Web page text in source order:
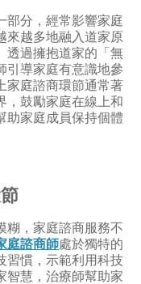
部分，經常影響家庭
來越多地融入道家原
透過擁抱道家的「無
引導家庭有意識地參
家庭諮商環節通常著
，鼓勵家庭在線上和
助家庭成員保持個體
糊，家庭諮商服務不
庭諮商師處於獨特的
習慣，示範利用科技
智慧，治療師幫助家